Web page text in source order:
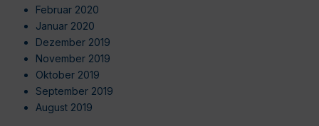
Februar 2020
Januar 2020
Dezember 2019
November 2019
Oktober 2019
September 2019
August 2019